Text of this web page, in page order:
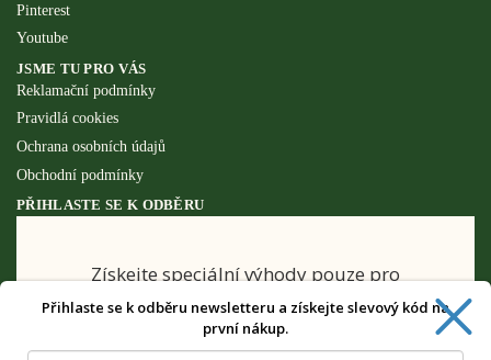
Pinterest
Youtube
JSME TU PRO VÁS
Reklamační podmínky
Pravidlá cookies
Ochrana osobních údajů
Obchodní podmínky
PŘIHLASTE SE K ODBĚRU
Získejte speciální výhody pouze pro
odběratele newsletteru.
Přihlaste se k odběru newsletteru a získejte slevový kód na
první nákup.